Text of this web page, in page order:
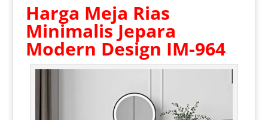
Harga Meja Rias
Minimalis Jepara
Modern Design IM-964